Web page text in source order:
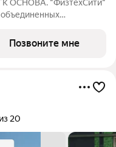
ОСНОВА. "ФизтехСити"
объединенных
собственный
на первых
Позвоните мне
20